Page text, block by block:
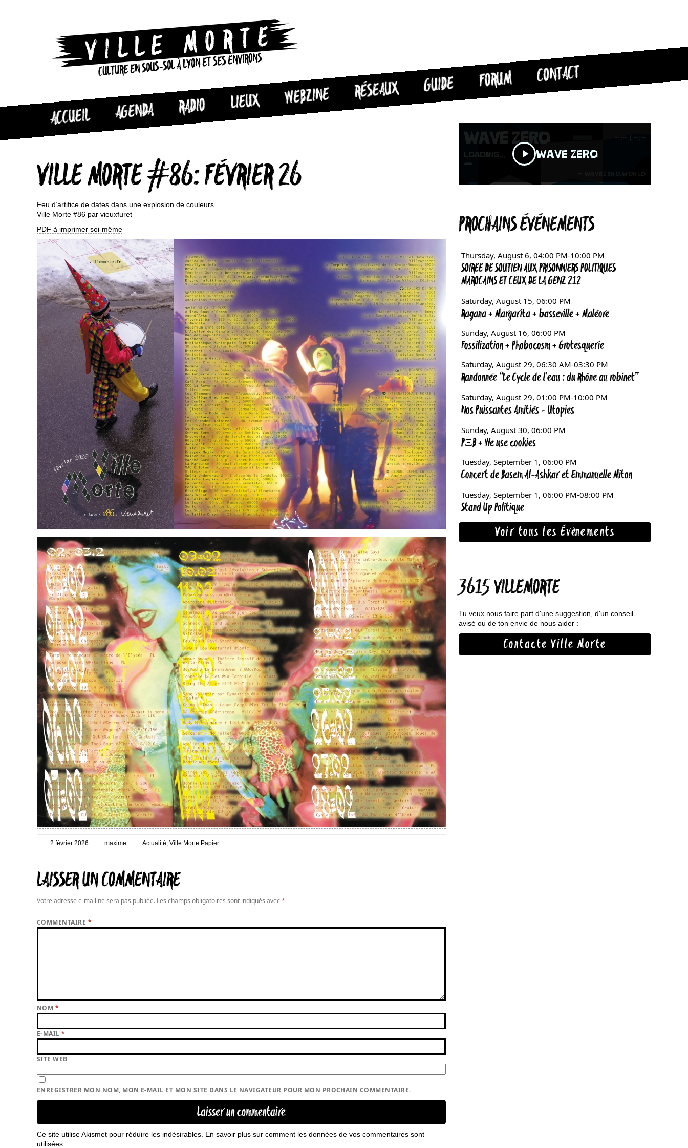
CULTURE EN SOUS-SOL À LYON ET SES ENVIRONS
ACCUEIL AGENDA RADIO LIEUX WEBZINE RÉSEAUX GUIDE FORUM CONTACT
VILLE MORTE #86: FÉVRIER 26
Feu d’artifice de dates dans une explosion de couleurs
Ville Morte #86 par vieuxfuret
PDF à imprimer soi-même
Posté
2 février 2026 Auteur
maxime Catégories
Actualité, Ville Morte Papier
LAISSER UN COMMENTAIRE
Votre adresse e-mail ne sera pas publiée. Les champs obligatoires sont indiqués avec*
COMMENTAIRE *
NOM *
E-MAIL*
SITE WEB
ENREGISTRER MON NOM, MON E-MAIL ET MON SITE DANS LE NAVIGATEUR POUR MON PROCHAIN COMMENTAIRE.
Ce site utilise Akismet pour réduire les indésirables. En savoir plus sur comment les données de vos commentaires sont
utilisées
PROCHAINS ÉVÉNEMENTS
Voir tous les Évènements
3615 VILLEMORTE
Tu veux nous faire part d'une suggestion, d'un conseil
avisé ou de ton envie de nous aider :
Contacte Ville Morte